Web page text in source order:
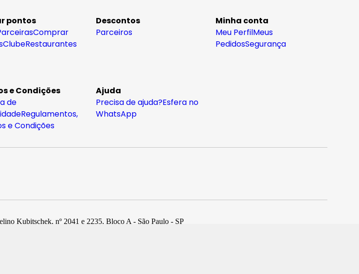
pontos
Comprar
ClubeRestaurantes
Descontos
Parceiros
Minha conta
Meu PerfilMeus
PedidosSegurança
e Condições
de
Regulamentos,
e Condições
Ajuda
Precisa de ajuda?Esfera no
WhatsApp
Kubitschek, nº 2041 e 2235, Bloco A - São Paulo - SP